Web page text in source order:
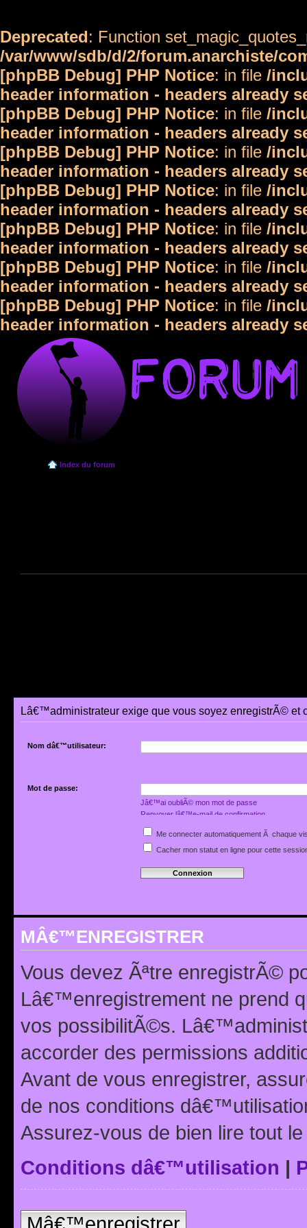
Deprecated: Function
/var/www/sdb/d/2/forum.anarchiste/
[phpBB Debug] PHP Notice: in file /
header information - headers already
[phpBB Debug] PHP Notice: in file /
header information - headers already
[phpBB Debug] PHP Notice: in file /
header information - headers already
[phpBB Debug] PHP Notice: in file /
header information - headers already
[phpBB Debug] PHP Notice: in file /
header information - headers already
[phpBB Debug] PHP Notice: in file /
header information - headers already
[phpBB Debug] PHP Notice: in file /
header information - headers already
Index du forum
Lâ€™administrateur exige que vous soyez enregistrÃ©
Nom dâ€™utilisateur:
Mot de passe:
Jâ€™ai oubliÃ© mon mot de passe
Renvoyer lâ€™e-mail de confirmation
Me connecter automatiquement Ã chaque
Cacher mon statut en ligne pour cette
MÂ€™ENREGISTRER
Vous devez Ãªtre enregistrÃ©
Lâ€™enregistrement ne prend
vos possibilitÃ©s.
accorder des permissions
Avant de vous enregistrer,
de nos conditions
Assurez-vous de bien lire tout
Conditions dâ€™utilisation |
Mâ€™enregistrer